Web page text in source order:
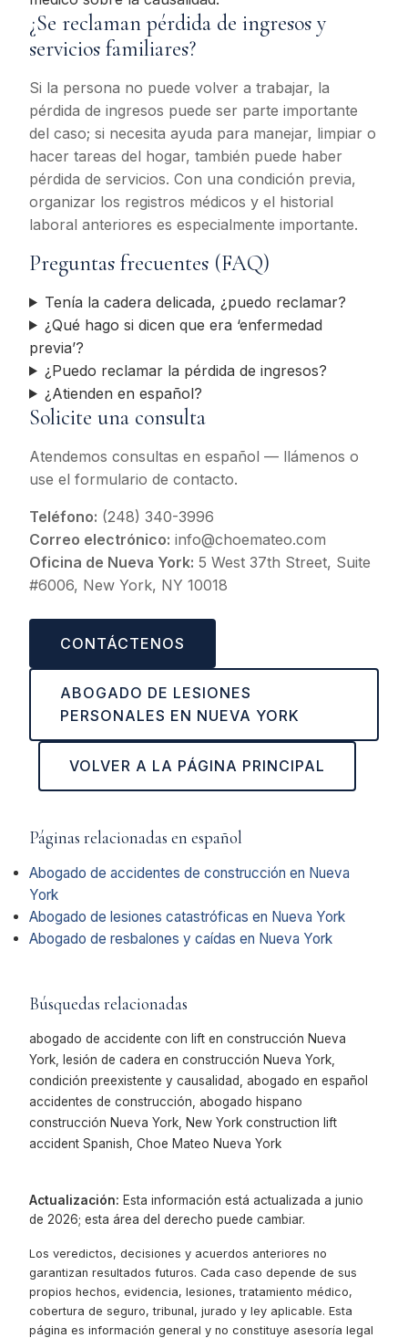
¿Se reclaman pérdida de ingresos y
servicios familiares?
Si la persona no puede volver a trabajar, la
pérdida de ingresos puede ser parte importante
del caso; si necesita ayuda para manejar, limpiar o
hacer tareas del hogar, también puede haber
pérdida de servicios. Con una condición previa,
organizar los registros médicos y el historial
laboral anteriores es especialmente importante.
Preguntas frecuentes (FAQ)
Tenía la cadera delicada, ¿puedo reclamar?
¿Qué hago si dicen que era ‘enfermedad
previa’?
¿Puedo reclamar la pérdida de ingresos?
¿Atienden en español?
Solicite una consulta
Atendemos consultas en español — llámenos o
use el formulario de contacto.
Teléfono: (248) 340-3996
Correo electrónico: info@choemateo.com
Oficina de Nueva York: 5 West 37th Street, Suite
#6006, New York, NY 10018
CONTÁCTENOS
ABOGADO DE LESIONES
PERSONALES EN NUEVA YORK
VOLVER A LA PÁGINA PRINCIPAL
Páginas relacionadas en español
Abogado de accidentes de construcción en Nueva
York
Abogado de lesiones catastróficas en Nueva York
Abogado de resbalones y caídas en Nueva York
Búsquedas relacionadas
abogado de accidente con lift en construcción Nueva
York, lesión de cadera en construcción Nueva York,
condición preexistente y causalidad, abogado en español
accidentes de construcción, abogado hispano
construcción Nueva York, New York construction lift
accident Spanish, Choe Mateo Nueva York
Actualización: Esta información está actualizada a junio
de 2026; esta área del derecho puede cambiar.
Los veredictos, decisiones y acuerdos anteriores no
garantizan resultados futuros. Cada caso depende de sus
propios hechos, evidencia, lesiones, tratamiento médico,
cobertura de seguro, tribunal, jurado y ley aplicable. Esta
página es información general y no constituye asesoría legal